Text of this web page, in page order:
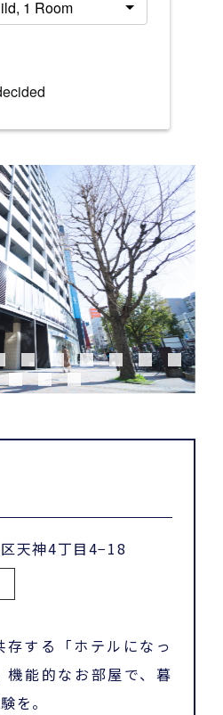
天神4丁目4−18
する「ホテルになっ
機能的なお部屋で、暮
を。